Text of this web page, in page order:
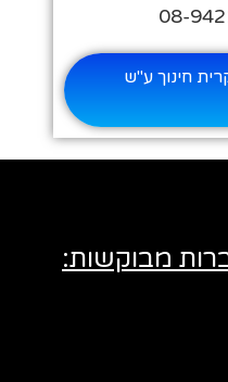
חינוך ע"ש
מבוקשות: